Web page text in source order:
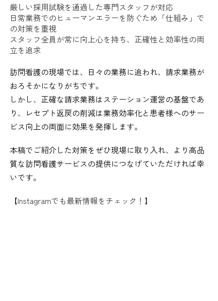
厳しい採用試験を通過した専門スタッフが対応
日常業務でのヒューマンエラーを防ぐため「仕組み」で
の対策を重視
スタッフ全員が常に向上心を持ち、正確性と効率性の両
立を追求
訪問看護の現場では、日々の業務に追われ、請求業務が
おろそかになりがちです。
しかし、正確な請求業務はステーション運営の基盤であ
り、レセプト返戻の削減は業務効率化と患者様へのサー
ビス向上の両面に効果を発揮します。
本稿でご紹介した対策をぜひ現場に取り入れ、より高品
質な訪問看護サービスの提供につなげていただければ幸
いです。
【Instagramでも最新情報をチェック！】